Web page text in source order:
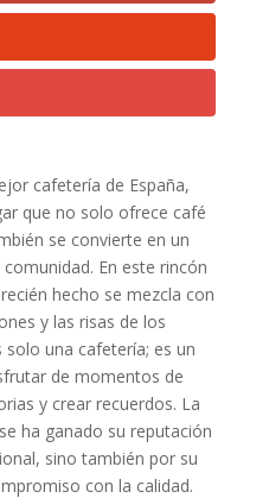
cafetería de España,
que no solo ofrece café
se convierte en un
En este rincón
hecho se mezcla con
y las risas de los
solo una cafetería; es un
de momentos de
y crear recuerdos. La
ha ganado su reputación
sino también por su
con la calidad.